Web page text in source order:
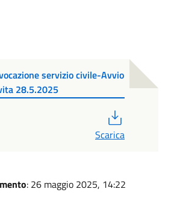
servizio civile-Avvio
28.5.2025
Scarica
: 26 maggio 2025, 14:22